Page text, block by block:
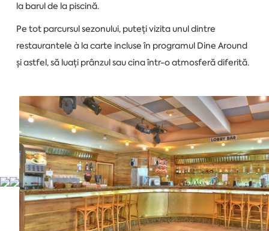
la barul de la piscină.
Pe tot parcursul sezonului, puteți vizita unul dintre
restaurantele à la carte incluse în programul Dine Around
și astfel, să luați prânzul sau cina într-o atmosferă diferită.